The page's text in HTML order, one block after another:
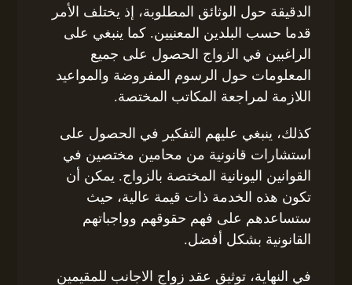
الدقيقة حول الوثائق المطلوبة، إذ يختلف الأمر
قدما حسب البلدين المعنيين. كما ينبغي على
الراغبين في الزواج الحصول على جميع
المعلومات حول الرسوم المفروضة والمواعيد
اللازمة لمراجعة المكاتب المختصة.
كذلك، ينبغي عليهم التفكير في الحصول على
استشارات قانونية من محامين مختصين في
القوانين اليونانية المختصة بالزواج. يمكن أن
تكون هذه الخدمة ذات قيمة عالية، حيث
ستساعدهم على فهم حقوقهم وواجباتهم
القانونية بشكل أفضل.
في النهاية، توثيق عقد زواج الاجانب للمقيمين